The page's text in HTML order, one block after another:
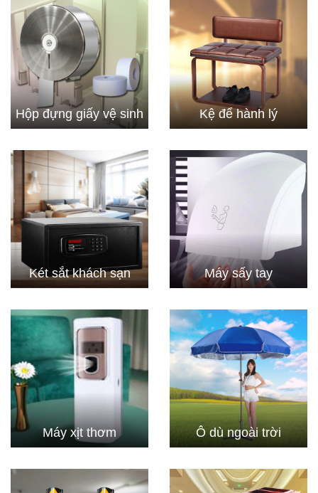
Hộp đựng giấy vệ sinh Kệ để hành lý
Két sắt khách sạn Máy sấy tay
Máy xịt thơm Ô dù ngoài trời